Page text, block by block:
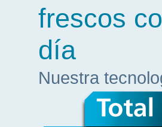
frescos
día
Nuestra